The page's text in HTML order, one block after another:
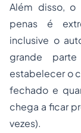
Além disso, o
penas é
inclusive o
grande
estabelecer o
fechado e
chega a ficar
vezes).